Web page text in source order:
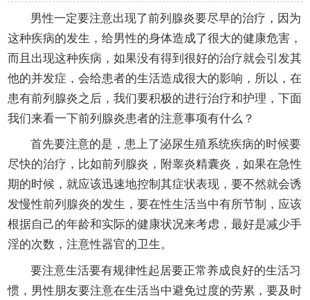
男性一定要注意出现了前列腺炎要尽早的治疗，因为
这种疾病的发生，给男性的身体造成了很大的健康危害，
而且出现这种疾病，如果没有得到很好的治疗就会引发其
他的并发症，会给患者的生活造成很大的影响，所以，在
患有前列腺炎之后，我们要积极的进行治疗和护理，下面
我们来看一下前列腺炎患者的注意事项有什么？
首先要注意的是，患上了泌尿生殖系统疾病的时候要
尽快的治疗，比如前列腺炎，附睾炎精囊炎，如果在急性
期的时候，就应该迅速地控制其症状表现，要不然就会诱
发慢性前列腺炎的发生，要在性生活当中有所节制，应该
根据自己的年龄和实际的健康状况来考虑，最好是减少手
淫的次数，注意性器官的卫生。
要注意生活要有规律性起居要正常养成良好的生活习
惯，男性朋友要注意在生活当中避免过度的劳累，要及时